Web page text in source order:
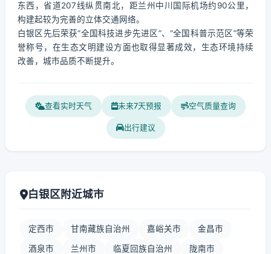
东西，省道207线纵贯南北，距兰州中川国际机场约90公里，
构建起较为完善的立体交通网络。
白银区先后荣获“全国科技进步先进区”、“全国科普示范区”等荣
誉称号，在生态文明建设方面也取得显著成效，生态环境持续
改善，城市品质不断提升。
查看实时天气 未来7天预报 空气质量查询
出行建议
白银区附近城市
定西市 甘南藏族自治州 嘉峪关市 金昌市
酒泉市 兰州市 临夏回族自治州 陇南市